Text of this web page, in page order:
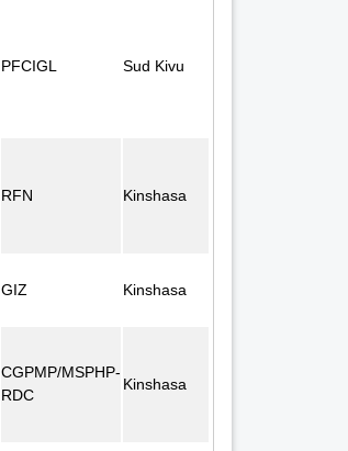
PFCIGL Sud Kivu
RFN Kinshasa
GIZ Kinshasa
CGPMP/MSPHP-
RDC
Kinshasa